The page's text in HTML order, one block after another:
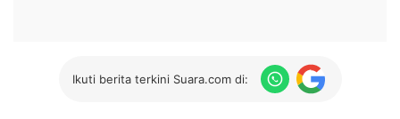
Ikuti berita terkini Suara.com di: